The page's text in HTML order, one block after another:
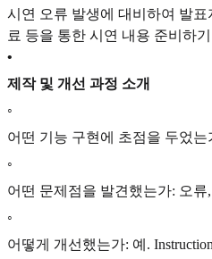
시연 오류 발생에 대비하여 발
료 등을 통한 시연 내용 준비하기
•
제작 및 개선 과정 소개
◦
어떤 기능 구현에 초점을 두었
◦
어떤 문제점을 발견했는가: 오
◦
어떻게 개선했는가: 예.